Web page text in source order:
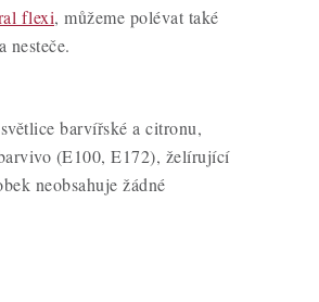
flexi, můžeme polévat také
nesteče.
barvířské a citronu,
(E100, E172), želírující
neobsahuje žádné